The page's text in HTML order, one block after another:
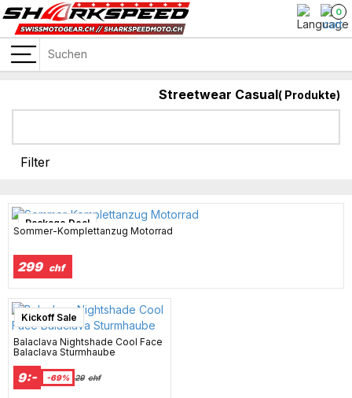
0
Streetwear Casual( Produkte)
Filter
Package Deal
Sommer-Komplettanzug Motorrad
299 chf
Kickoff Sale
Balaclava Nightshade Cool Face
Balaclava Sturmhaube
9:- -69% 29 chf